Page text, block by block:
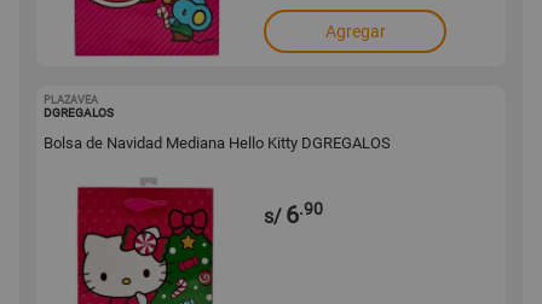
Agregar
PLAZAVEA
DGREGALOS
Bolsa de Navidad Mediana Hello Kitty DGREGALOS
s/ 6.90